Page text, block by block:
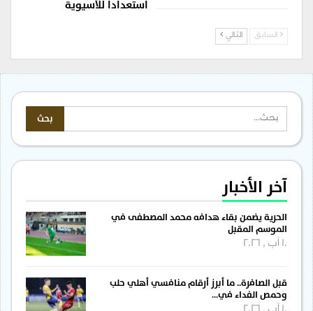
استعداداً للآسيوية
السابق التالي
آخر الأخبار
الحرية يضمن بقاء هدافه محمد المصطفى في
الموسم المقبل
قبل الصافرة.. ما أبرز أرقام منافسي أهلي حلب
وحمص الفداء في…